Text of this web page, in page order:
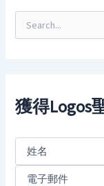
f
o
:
獲得Logos